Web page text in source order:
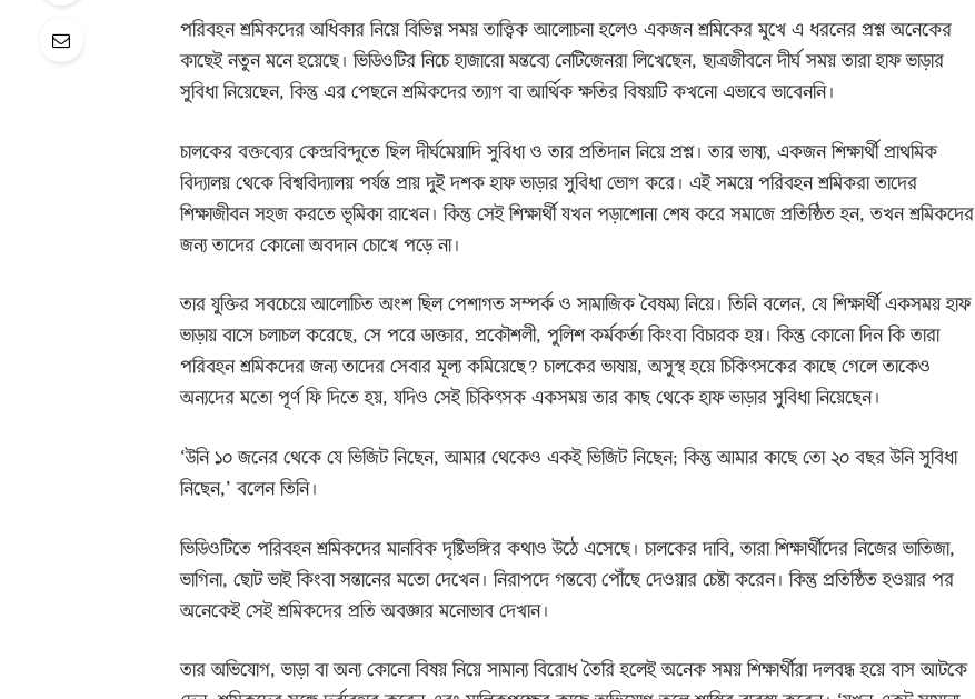
পরিবহন শ্রমিকদের অধিকার নিয়ে বিভিন্ন সময় তাত্ত্বিক আলোচনা হলেও একজন শ্রমিকের মুখে এ ধরনের প্রশ্ন অনেকের
কাছেই নতুন মনে হয়েছে। ভিডিওটির নিচে হাজারো মন্তব্যে নেটিজেনরা লিখেছেন, ছাত্রজীবনে দীর্ঘ সময় তারা হাফ ভাড়ার
সুবিধা নিয়েছেন, কিন্তু এর পেছনে শ্রমিকদের ত্যাগ বা আর্থিক ক্ষতির বিষয়টি কখনো এভাবে ভাবেননি।
চালকের বক্তব্যের কেন্দ্রবিন্দুতে ছিল দীর্ঘমেয়াদি সুবিধা ও তার প্রতিদান নিয়ে প্রশ্ন। তার ভাষ্য, একজন শিক্ষার্থী প্রাথমিক
বিদ্যালয় থেকে বিশ্ববিদ্যালয় পর্যন্ত প্রায় দুই দশক হাফ ভাড়ার সুবিধা ভোগ করে। এই সময়ে পরিবহন শ্রমিকরা তাদের
শিক্ষাজীবন সহজ করতে ভূমিকা রাখেন। কিন্তু সেই শিক্ষার্থী যখন পড়াশোনা শেষ করে সমাজে প্রতিষ্ঠিত হন, তখন শ্রমিকদের
জন্য তাদের কোনো অবদান চোখে পড়ে না।
তার যুক্তির সবচেয়ে আলোচিত অংশ ছিল পেশাগত সম্পর্ক ও সামাজিক বৈষম্য নিয়ে। তিনি বলেন, যে শিক্ষার্থী একসময় হাফ
ভাড়ায় বাসে চলাচল করেছে, সে পরে ডাক্তার, প্রকৌশলী, পুলিশ কর্মকর্তা কিংবা বিচারক হয়। কিন্তু কোনো দিন কি তারা
পরিবহন শ্রমিকদের জন্য তাদের সেবার মূল্য কমিয়েছে? চালকের ভাষায়, অসুস্থ হয়ে চিকিৎসকের কাছে গেলে তাকেও
অন্যদের মতো পূর্ণ ফি দিতে হয়, যদিও সেই চিকিৎসক একসময় তার কাছ থেকে হাফ ভাড়ার সুবিধা নিয়েছেন।
‘উনি ১০ জনের থেকে যে ভিজিট নিছেন, আমার থেকেও একই ভিজিট নিছেন; কিন্তু আমার কাছে তো ২০ বছর উনি সুবিধা
নিছেন,’ বলেন তিনি।
ভিডিওটিতে পরিবহন শ্রমিকদের মানবিক দৃষ্টিভঙ্গির কথাও উঠে এসেছে। চালকের দাবি, তারা শিক্ষার্থীদের নিজের ভাতিজা,
ভাগিনা, ছোট ভাই কিংবা সন্তানের মতো দেখেন। নিরাপদে গন্তব্যে পৌঁছে দেওয়ার চেষ্টা করেন। কিন্তু প্রতিষ্ঠিত হওয়ার পর
অনেকেই সেই শ্রমিকদের প্রতি অবজ্ঞার মনোভাব দেখান।
তার অভিযোগ, ভাড়া বা অন্য কোনো বিষয় নিয়ে সামান্য বিরোধ তৈরি হলেই অনেক সময় শিক্ষার্থীরা দলবদ্ধ হয়ে বাস আটকে